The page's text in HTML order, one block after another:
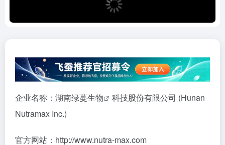
企业名称：湖南绿蔓生物
科技股份有限公司 (Hunan
Nutramax Inc.)
官方网站：http://www.nutra-max.com